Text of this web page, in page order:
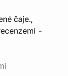
čaje.,
-